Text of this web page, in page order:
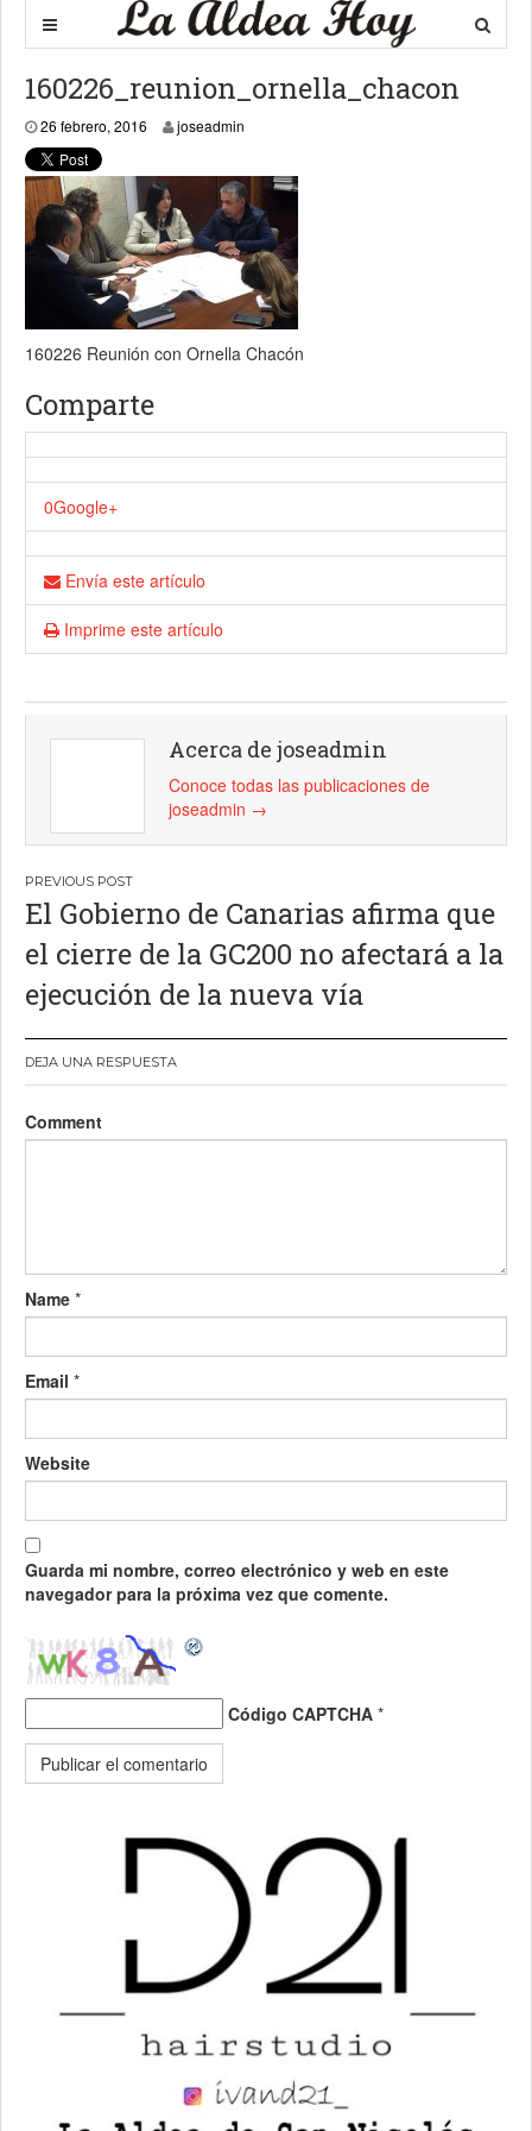
160226_reunion_ornella_chacon
26 febrero, 2016 26 febrero, 2016
joseadmin
160226 Reunión con Ornella Chacón
Comparte
0Google+
Envía este artículo
Imprime este artículo
Acerca de joseadmin
Conoce todas las publicaciones de
joseadmin →
Navegación
de
entradas
El Gobierno de Canarias afirma que
el cierre de la GC200 no afectará a la
ejecución de la nueva vía
DEJA UNA RESPUESTA
Comment
Name *
Email *
Website
Guarda mi nombre, correo electrónico y web en este
navegador para la próxima vez que comente.
Código CAPTCHA *